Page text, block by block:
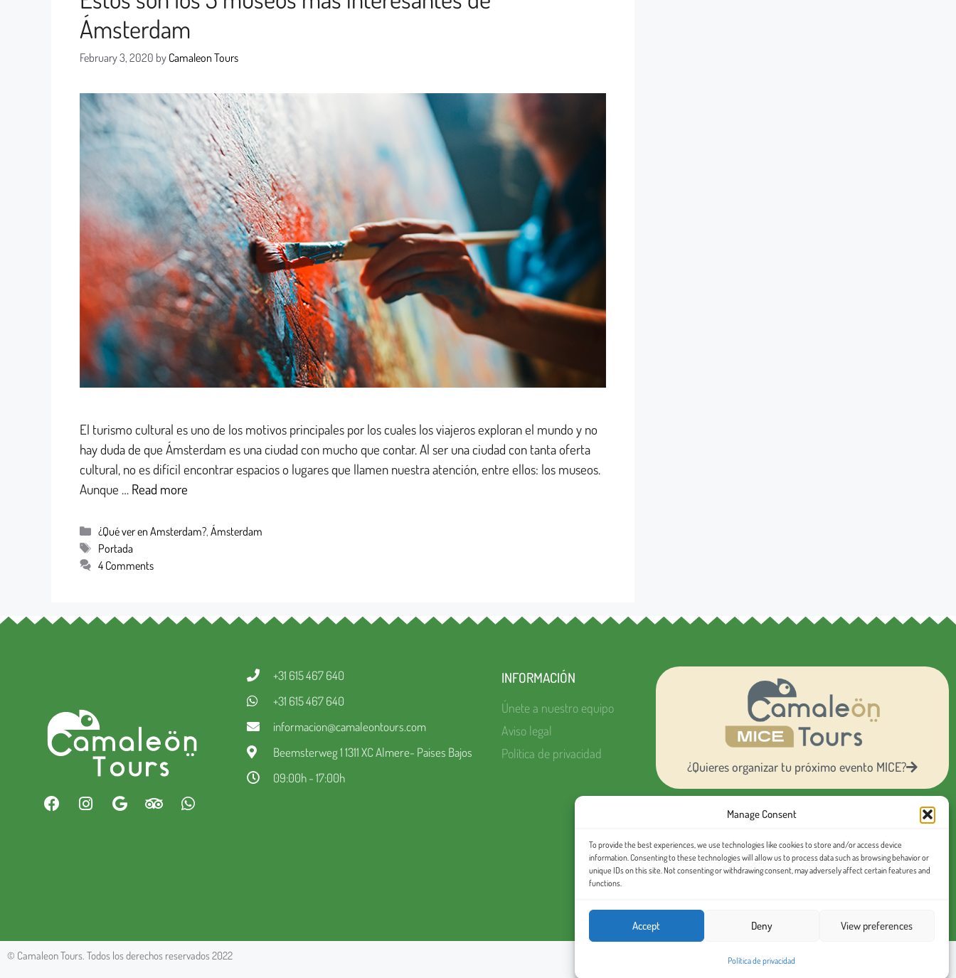
Manage Consent
To provide the best experiences, we use technologies like cookies to store and/or access device
information. Consenting to these technologies will allow us to process data such as browsing behavior or
unique IDs on this site. Not consenting or withdrawing consent, may adversely affect certain features and
functions.
Accept Deny View preferences
Política de privacidad
Ámsterdam
February 3, 2020 byCamaleon Tours
El turismo cultural es uno de los motivos principales por los cuales los viajeros exploran el mundo y no
hay duda de que Ámsterdam es una ciudad con mucho que contar. Al ser una ciudad con tanta oferta
cultural, no es difícil encontrar espacios o lugares que llamen nuestra atención, entre ellos: los museos.
Aunque … Read more
¿Qué ver en Amsterdam?,Ámsterdam
Portada
4 Comments
+31 615 467 640
+31 615 467 640
informacion@camaleontours.com
Beemsterweg 1 1311 XC Almere- Paises Bajos
09:00h - 17:00h
INFORMACIÓN
Únete a nuestro equipo
Aviso legal
Política de privacidad
¿Quieres organizar tu próximo evento MICE?
Conoce nuestras
excursiones en español
© Camaleon Tours. Todos los derechos reservados 2022